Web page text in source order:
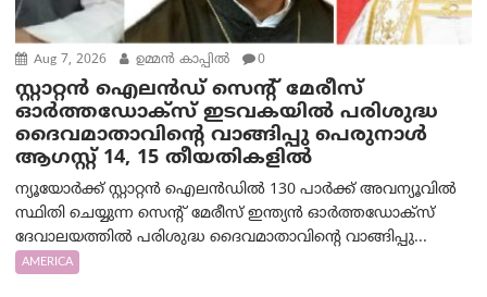
Aug 7, 2026 ഉമ്മന്‍ കാപ്പില്‍ 0
സ്റ്റാറ്റൻ ഐലൻഡ് സെന്റ് മേരീസ്
ഓർത്തഡോക്സ് ഇടവകയിൽ പരിശുദ്ധ
ദൈവമാതാവിന്റെ വാങ്ങിപ്പു പെരുനാൾ
ആഗസ്റ്റ് 14, 15 തീയതികളിൽ
ന്യൂയോർക്ക് സ്റ്റാറ്റൻ ഐലൻഡിൽ 130 പാർക്ക് അവന്യൂവിൽ
സ്ഥിതി ചെയ്യുന്ന സെന്റ് മേരീസ് ഇന്ത്യൻ ഓർത്തഡോക്സ്
ദേവാലയത്തിൽ പരിശുദ്ധ ദൈവമാതാവിന്റെ വാങ്ങിപ്പു...
AMERICA